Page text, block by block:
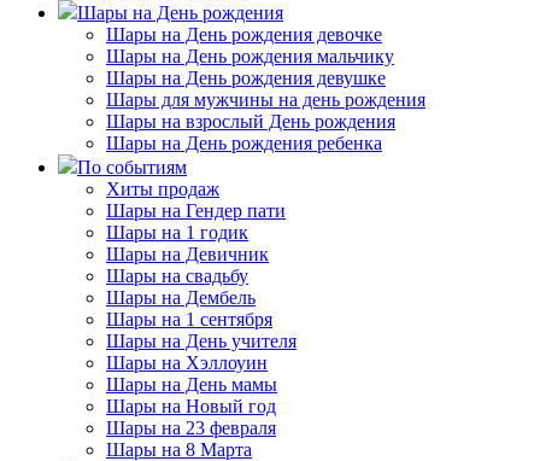
Шары на День рождения
Шары на День рождения девочке
Шары на День рождения мальчику
Шары на День рождения девушке
Шары для мужчины на день рождения
Шары на взрослый День рождения
Шары на День рождения ребенка
По событиям
Хиты продаж
Шары на Гендер пати
Шары на 1 годик
Шары на Девичник
Шары на свадьбу
Шары на Дембель
Шары на 1 сентября
Шары на День учителя
Шары на Хэллоуин
Шары на День мамы
Шары на Новый год
Шары на 23 февраля
Шары на 8 Марта